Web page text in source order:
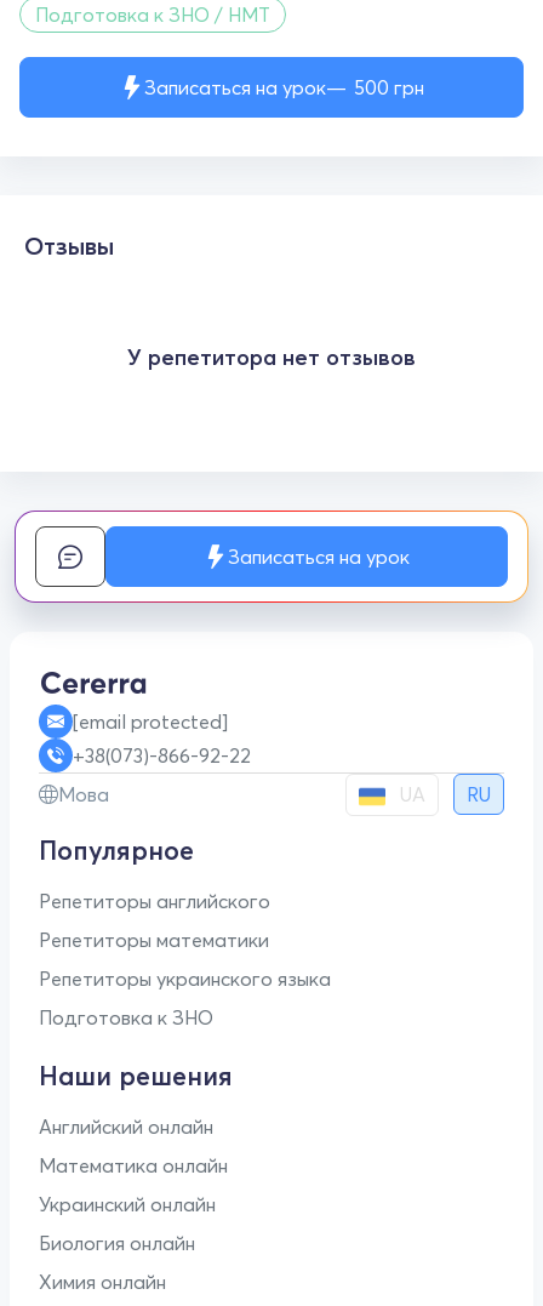
Записаться на урок 500 грн
Подготовка к ЗНО / НМТ
Отзывы
У репетитора нет отзывов
Записаться на урок
[email protected]
+38(073)-866-92-22
Мова
UA RU
Популярное
Репетиторы английского
Репетиторы математики
Репетиторы украинского языка
Подготовка к ЗНО
Наши решения
Английский онлайн
Математика онлайн
Украинский онлайн
Биология онлайн
Химия онлайн